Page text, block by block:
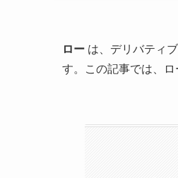
ロー は、デリバティ
す。この記事では、